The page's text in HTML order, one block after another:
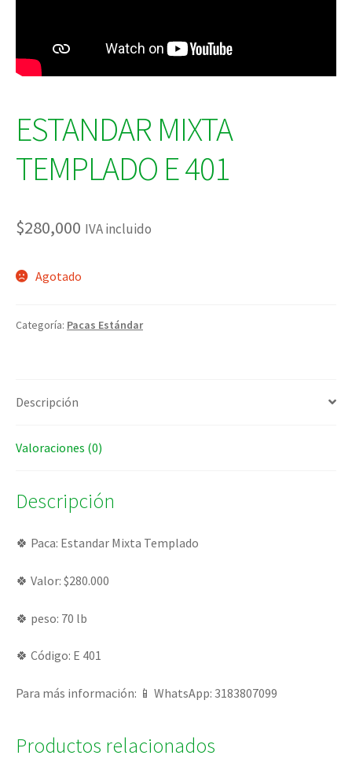
ESTANDAR MIXTA
TEMPLADO E 401
$280,000 IVA incluido
Agotado
Categoría: Pacas Estándar
Descripción
Valoraciones (0)
Descripción
🍀 Paca: Estandar Mixta Templado
🍀 Valor: $280.000
🍀 peso: 70 lb
🍀 Código: E 401
Para más información: 📱 WhatsApp: 3183807099
Productos relacionados